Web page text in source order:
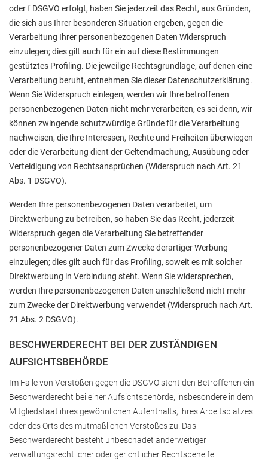
oder f DSGVO erfolgt, haben Sie jederzeit das Recht, aus Gründen,
die sich aus Ihrer besonderen Situation ergeben, gegen die
Verarbeitung Ihrer personenbezogenen Daten Widerspruch
einzulegen; dies gilt auch für ein auf diese Bestimmungen
gestütztes Profiling. Die jeweilige Rechtsgrundlage, auf denen eine
Verarbeitung beruht, entnehmen Sie dieser Datenschutzerklärung.
Wenn Sie Widerspruch einlegen, werden wir Ihre betroffenen
personenbezogenen Daten nicht mehr verarbeiten, es sei denn, wir
können zwingende schutzwürdige Gründe für die Verarbeitung
nachweisen, die Ihre Interessen, Rechte und Freiheiten überwiegen
oder die Verarbeitung dient der Geltendmachung, Ausübung oder
Verteidigung von Rechtsansprüchen (Widerspruch nach Art. 21
Abs. 1 DSGVO).
Werden Ihre personenbezogenen Daten verarbeitet, um
Direktwerbung zu betreiben, so haben Sie das Recht, jederzeit
Widerspruch gegen die Verarbeitung Sie betreffender
personenbezogener Daten zum Zwecke derartiger Werbung
einzulegen; dies gilt auch für das Profiling, soweit es mit solcher
Direktwerbung in Verbindung steht. Wenn Sie widersprechen,
werden Ihre personenbezogenen Daten anschließend nicht mehr
zum Zwecke der Direktwerbung verwendet (Widerspruch nach Art.
21 Abs. 2 DSGVO).
BESCHWERDERECHT BEI DER ZUSTÄNDIGEN
AUFSICHTSBEHÖRDE
Im Falle von Verstößen gegen die DSGVO steht den Betroffenen ein
Beschwerderecht bei einer Aufsichtsbehörde, insbesondere in dem
Mitgliedstaat ihres gewöhnlichen Aufenthalts, ihres Arbeitsplatzes
oder des Orts des mutmaßlichen Verstoßes zu. Das
Beschwerderecht besteht unbeschadet anderweitiger
verwaltungsrechtlicher oder gerichtlicher Rechtsbehelfe.